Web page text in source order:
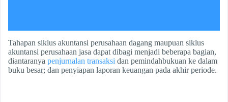
Tahapan siklus akuntansi perusahaan dagang maupuan siklus
akuntansi perusahaan jasa dapat dibagi menjadi beberapa bagian,
diantaranya penjurnalan transaksi dan pemindahbukuan ke dalam
buku besar; dan penyiapan laporan keuangan pada akhir periode.